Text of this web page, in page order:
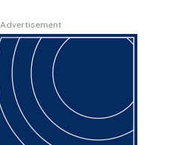
Advertisement